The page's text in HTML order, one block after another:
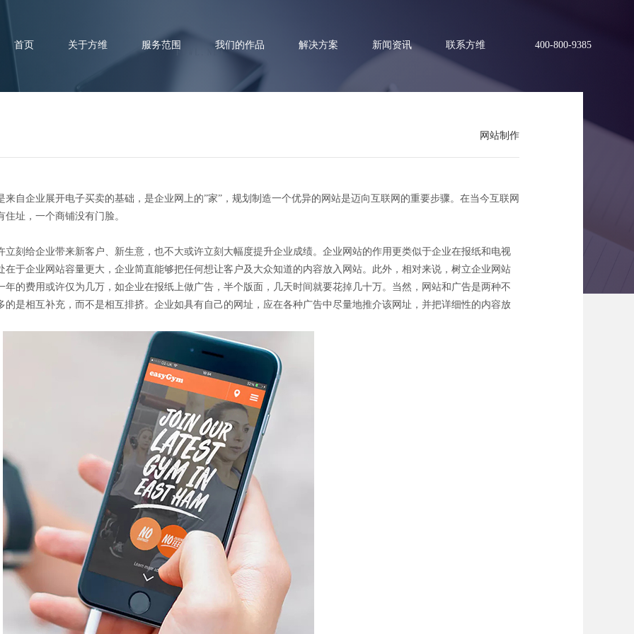
首页 关于方维 服务范围 我们的作品 解决方案 新闻资讯 联系方维 400-800-9385
网站制作
企业展开电子买卖的基础，是企业网上的”家”，规划制造一个优异的网站是迈向互联网的重要步骤。在当今互联网
址，一个商铺没有门脸。
给企业带来新客户、新生意，也不大或许立刻大幅度提升企业成绩。企业网站的作用更类似于企业在报纸和电视
在于企业网站容量更大，企业简直能够把任何想让客户及大众知道的内容放入网站。此外，相对来说，树立企业网站
的费用或许仅为几万，如企业在报纸上做广告，半个版面，几天时间就要花掉几十万。当然，网站和广告是两种不
的是相互补充，而不是相互排挤。企业如具有自己的网址，应在各种广告中尽量地推介该网址，并把详细性的内容放